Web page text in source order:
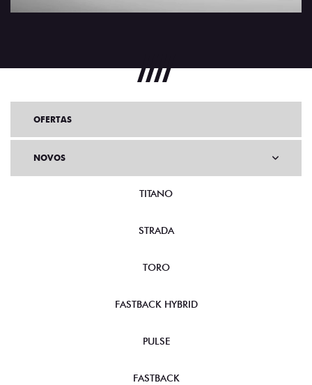
OFERTAS
NOVOS
TITANO
STRADA
TORO
FASTBACK HYBRID
PULSE
FASTBACK